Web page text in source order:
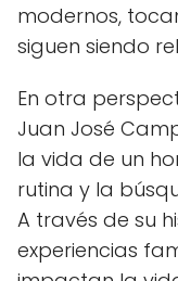
modernos,
siguen siendo
En otra
Juan José
la vida de un
rutina y la
A través de su
experiencias